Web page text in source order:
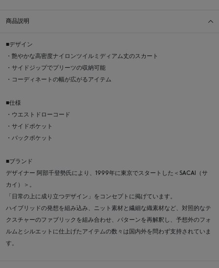
商品説明
■デザイン
・艶やかな高密度ナイロンツイルミディアム丈のスカート
・サイドジップでプリーツの収納可能
・コーディネートの幅が広がるアイテム
■仕様
・ウエストドローコード
・サイドポケット
・バックポケット
■ブランド
デザイナー 阿部千登勢氏により、1999年に東京でスタートした＜SACAI（サ
カイ）＞。
「日常の上に成り立つデザイン」をコンセプトに掲げています。
ハイブリッドの発想を組み込み、ニット素材と繊細な織素材など、対照的なテ
クスチャーのファブリックを組み合わせ、パターンを再解釈し、予想外のフォ
ルムとシルエットに仕上げたアイテムの数々は国内外を問わず支持されていま
す。